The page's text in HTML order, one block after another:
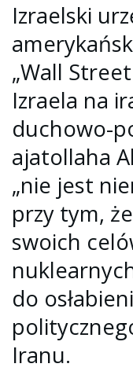
Izraelski
„Wall
Izraela na
duchowo-
ajatollaha
„nie jest
przy tym,
swoich
do
Iranu.